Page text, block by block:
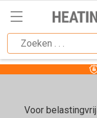
Voor